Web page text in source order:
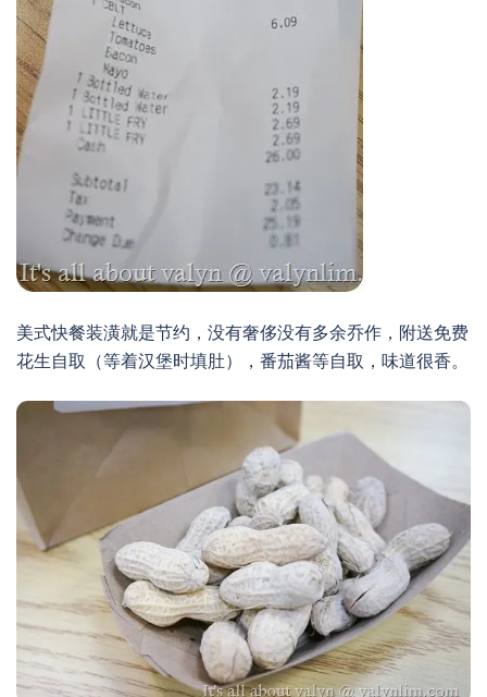
美式快餐装潢就是节约，没有奢侈没有多余乔作，附送免费
花生自取（等着汉堡时填肚），番茄酱等自取，味道很香。